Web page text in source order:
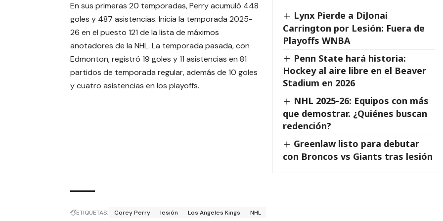
Lynx Pierde a DiJonai
Carrington por Lesión: Fuera de
Playoffs WNBA
Penn State hará historia:
Hockey al aire libre en el Beaver
Stadium en 2026
NHL 2025-26: Equipos con más
que demostrar. ¿Quiénes buscan
redención?
Greenlaw listo para debutar
con Broncos vs Giants tras lesión
En sus primeras 20 temporadas, Perry acumuló 448
goles y 487 asistencias. Inicia la temporada 2025-
26 en el puesto 121 de la lista de máximos
anotadores de la NHL. La temporada pasada, con
Edmonton, registró 19 goles y 11 asistencias en 81
partidos de temporada regular, además de 10 goles
y cuatro asistencias en los playoffs.
ETIQUETAS: Corey Perry lesión Los Angeles Kings NHL